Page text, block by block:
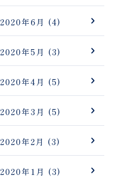
2020年6月 (4)
2020年5月 (3)
2020年4月 (5)
2020年3月 (5)
2020年2月 (3)
2020年1月 (3)